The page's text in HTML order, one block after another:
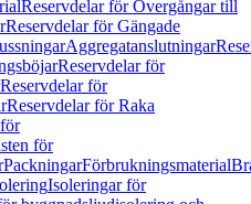
Reservdelar för Övergångar till
Reservdelar för Gängade
Aggregatanslutningar
Reservdelar för
Reservdelar för
Reservdelar för Raka
för
PackningarFörbrukningsmaterial
Isoleringar för